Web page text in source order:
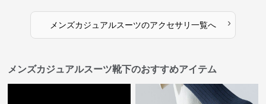
メンズカジュアルスーツのアクセサリ一覧へ ›
メンズカジュアルスーツ靴下のおすすめアイテム